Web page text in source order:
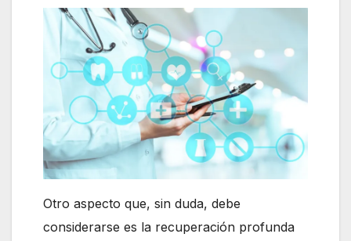
Otro aspecto que, sin duda, debe
considerarse es la recuperación profunda